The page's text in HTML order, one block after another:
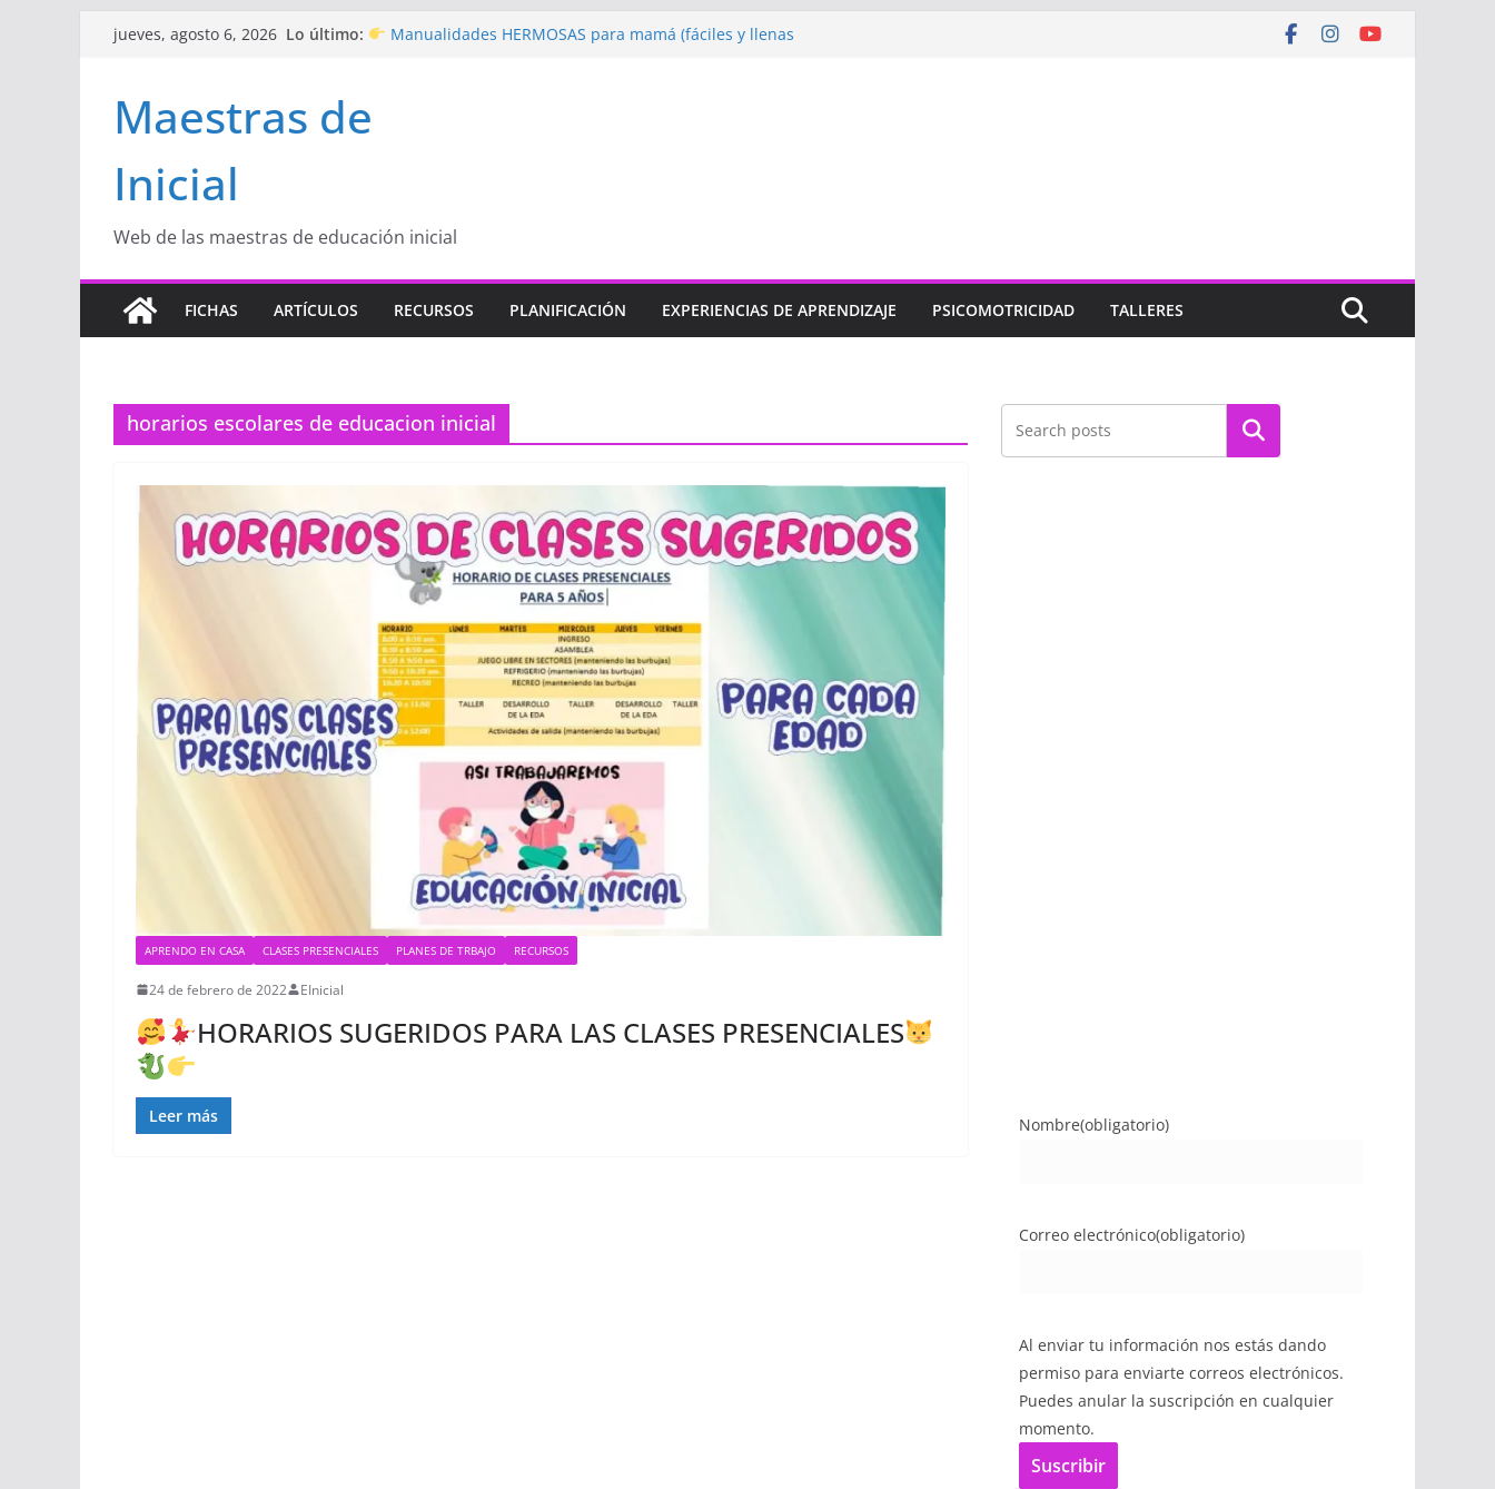
Saltarjueves, agosto 6, 2026 Lo último:
Manualidades HERMOSAS para mamá (fáciles y llenas
Proyecto
Inicial
Maestras de
Inicial
Web de las maestras de educación inicial
FICHAS ARTÍCULOS RECURSOS PLANIFICACIÓN EXPERIENCIAS DE APRENDIZAJE PSICOMOTRICIDAD TALLERES
horarios escolares de educacion inicial
APRENDO EN CASA CLASES PRESENCIALES PLANES DE TRBAJO RECURSOS
24 de febrero de 2022 EInicial
HORARIOS SUGERIDOS PARA LAS CLASES PRESENCIALES
Leer más
Buscar
Nombre(obligatorio)
Correo electrónico(obligatorio)
Al enviar tu información nos estás dando
permiso para enviarte correos electrónicos.
Puedes anular la suscripción en cualquier
momento.
Suscribir